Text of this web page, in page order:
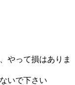
やって損はありま
いで下さい